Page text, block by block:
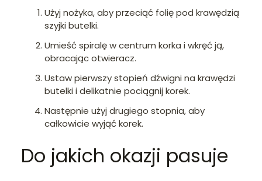
Użyj nożyka, aby przeciąć folię pod krawędzią
szyjki butelki.
Umieść spiralę w centrum korka i wkręć ją,
obracając otwieracz.
Ustaw pierwszy stopień dźwigni na krawędzi
butelki i delikatnie pociągnij korek.
Następnie użyj drugiego stopnia, aby
całkowicie wyjąć korek.
Do jakich okazji pasuje